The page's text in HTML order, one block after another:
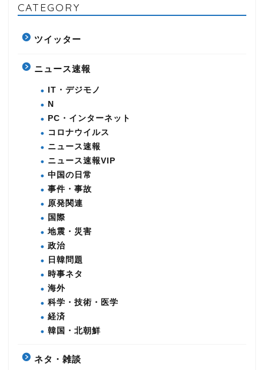
CATEGORY
ツイッター
ニュース速報
IT・デジモノ
N
PC・インターネット
コロナウイルス
ニュース速報
ニュース速報VIP
中国の日常
事件・事故
原発関連
国際
地震・災害
政治
日韓問題
時事ネタ
海外
科学・技術・医学
経済
韓国・北朝鮮
ネタ・雑談